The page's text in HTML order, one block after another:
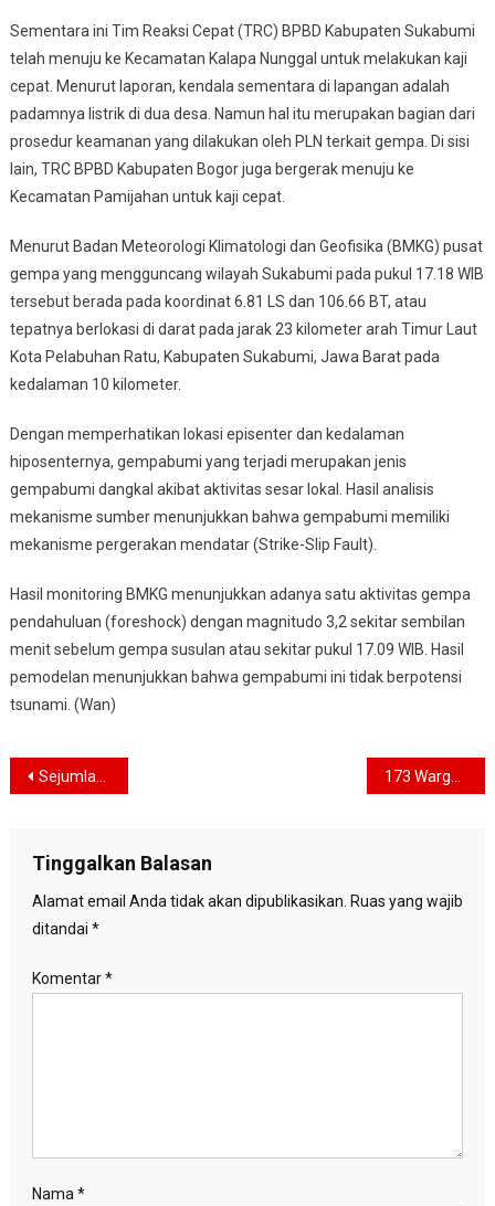
Sementara ini Tim Reaksi Cepat (TRC) BPBD Kabupaten Sukabumi
telah menuju ke Kecamatan Kalapa Nunggal untuk melakukan kaji
cepat. Menurut laporan, kendala sementara di lapangan adalah
padamnya listrik di dua desa. Namun hal itu merupakan bagian dari
prosedur keamanan yang dilakukan oleh PLN terkait gempa. Di sisi
lain, TRC BPBD Kabupaten Bogor juga bergerak menuju ke
Kecamatan Pamijahan untuk kaji cepat.
Menurut Badan Meteorologi Klimatologi dan Geofisika (BMKG) pusat
gempa yang mengguncang wilayah Sukabumi pada pukul 17.18 WIB
tersebut berada pada koordinat 6.81 LS dan 106.66 BT, atau
tepatnya berlokasi di darat pada jarak 23 kilometer arah Timur Laut
Kota Pelabuhan Ratu, Kabupaten Sukabumi, Jawa Barat pada
kedalaman 10 kilometer.
Dengan memperhatikan lokasi episenter dan kedalaman
hiposenternya, gempabumi yang terjadi merupakan jenis
gempabumi dangkal akibat aktivitas sesar lokal. Hasil analisis
mekanisme sumber menunjukkan bahwa gempabumi memiliki
mekanisme pergerakan mendatar (Strike-Slip Fault).
Hasil monitoring BMKG menunjukkan adanya satu aktivitas gempa
pendahuluan (foreshock) dengan magnitudo 3,2 sekitar sembilan
menit sebelum gempa susulan atau sekitar pukul 17.09 WIB. Hasil
pemodelan menunjukkan bahwa gempabumi ini tidak berpotensi
tsunami. (Wan)
Navigasi
Sejumlah Rumah Rusak Setelah Sukabumi Diguncang Gempa Dua Kali
Tinggalkan Balasan
Alamat email Anda tidak akan dipublikasikan. Ruas yang wajib
ditandai *
Komentar*
Nama *